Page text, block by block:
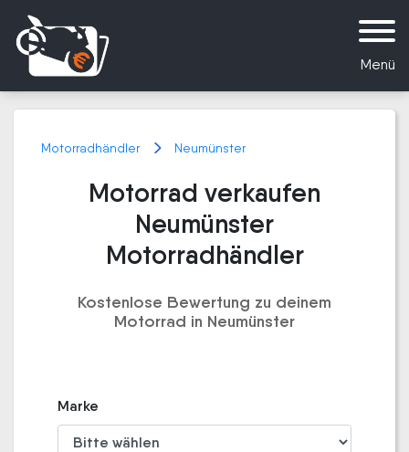
Menü
Motorradhändler Neumünster
Motorrad verkaufen
Neumünster
Motorradhändler
Kostenlose Bewertung zu deinem
Motorrad in Neumünster
Marke